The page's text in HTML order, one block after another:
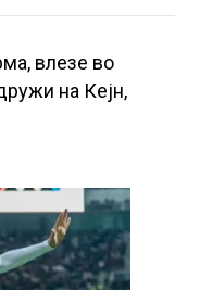
влезе во
на Кејн,